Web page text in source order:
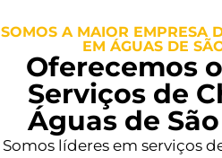
SOMOS A MAIOR EMPRESA
EM ÁGUAS DE
Oferecemos
Serviços de
Águas de
Somos líderes em serviços